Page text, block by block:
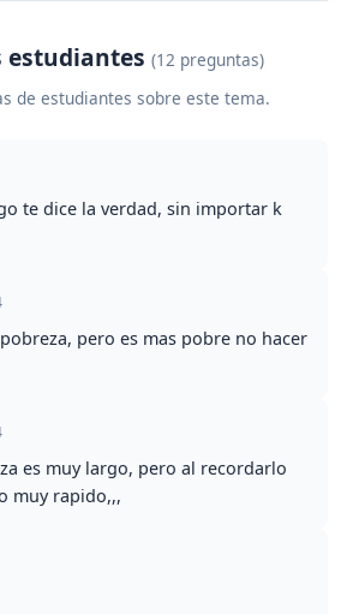
estudiantes (12 preguntas)
de estudiantes sobre este tema.
te dice la verdad, sin importar k
pero es mas pobre no hacer
es muy largo, pero al recordarlo
muy rapido,,,